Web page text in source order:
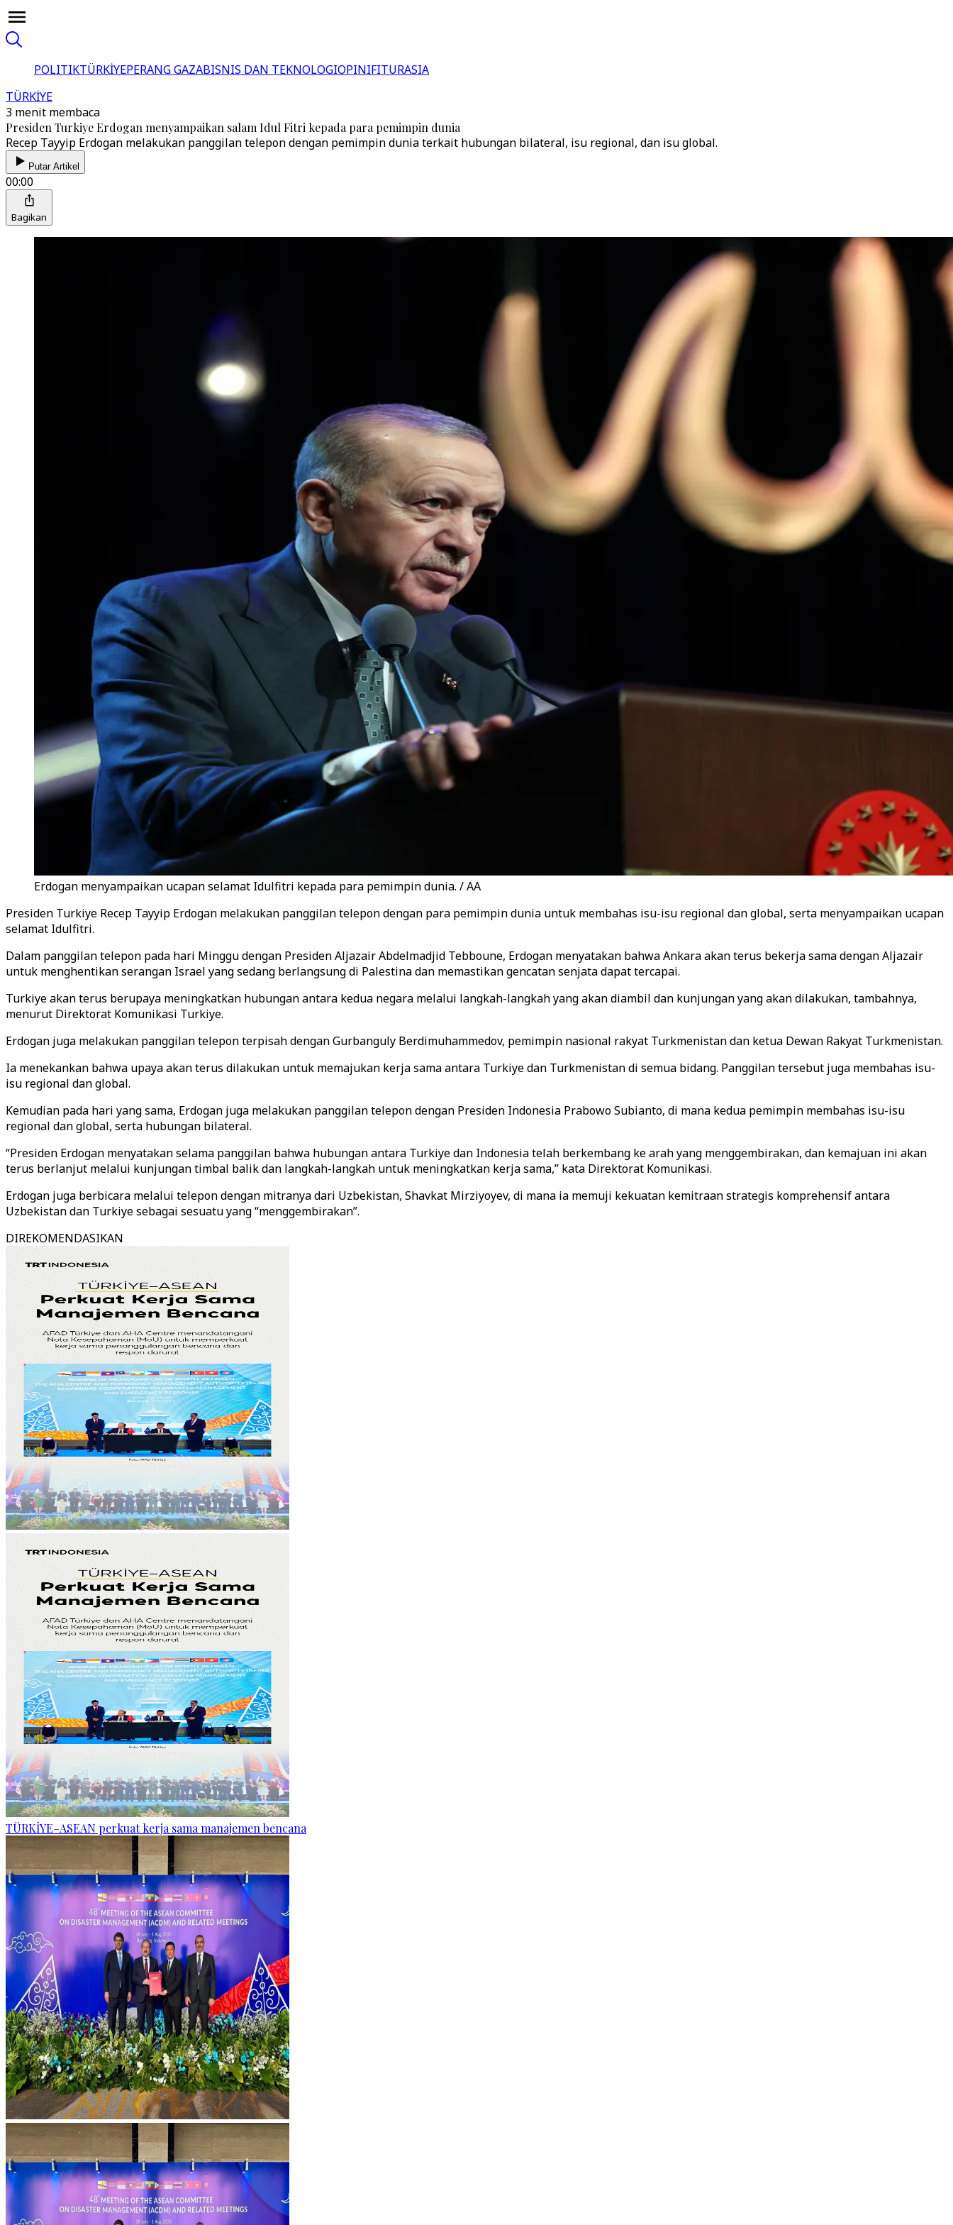
POLITIKTÜRKİYEPERANG GAZABISNIS DAN TEKNOLOGIOPINIFITURASIA
TÜRKİYE
3 menit membaca
Presiden Turkiye Erdogan menyampaikan salam Idul Fitri kepada para pemimpin dunia
Recep Tayyip Erdogan melakukan panggilan telepon dengan pemimpin dunia terkait hubungan bilateral, isu regional, dan isu global.
Putar Artikel
00:00
Bagikan
Erdogan menyampaikan ucapan selamat Idulfitri kepada para pemimpin dunia. / AA
Presiden Turkiye Recep Tayyip Erdogan melakukan panggilan telepon dengan para pemimpin dunia untuk membahas isu-isu regional dan global, serta menyampaikan ucapan
selamat Idulfitri.
Dalam panggilan telepon pada hari Minggu dengan Presiden Aljazair Abdelmadjid Tebboune, Erdogan menyatakan bahwa Ankara akan terus bekerja sama dengan Aljazair
untuk menghentikan serangan Israel yang sedang berlangsung di Palestina dan memastikan gencatan senjata dapat tercapai.
Turkiye akan terus berupaya meningkatkan hubungan antara kedua negara melalui langkah-langkah yang akan diambil dan kunjungan yang akan dilakukan, tambahnya,
menurut Direktorat Komunikasi Turkiye.
Erdogan juga melakukan panggilan telepon terpisah dengan Gurbanguly Berdimuhammedov, pemimpin nasional rakyat Turkmenistan dan ketua Dewan Rakyat Turkmenistan.
Ia menekankan bahwa upaya akan terus dilakukan untuk memajukan kerja sama antara Turkiye dan Turkmenistan di semua bidang. Panggilan tersebut juga membahas isu-
isu regional dan global.
Kemudian pada hari yang sama, Erdogan juga melakukan panggilan telepon dengan Presiden Indonesia Prabowo Subianto, di mana kedua pemimpin membahas isu-isu
regional dan global, serta hubungan bilateral.
“Presiden Erdogan menyatakan selama panggilan bahwa hubungan antara Turkiye dan Indonesia telah berkembang ke arah yang menggembirakan, dan kemajuan ini akan
terus berlanjut melalui kunjungan timbal balik dan langkah-langkah untuk meningkatkan kerja sama,” kata Direktorat Komunikasi.
Erdogan juga berbicara melalui telepon dengan mitranya dari Uzbekistan, Shavkat Mirziyoyev, di mana ia memuji kekuatan kemitraan strategis komprehensif antara
Uzbekistan dan Turkiye sebagai sesuatu yang “menggembirakan”.
DIREKOMENDASIKAN
TÜRKİYE–ASEAN perkuat kerja sama manajemen bencana